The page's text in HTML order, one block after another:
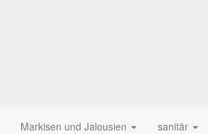
Markisen und Jalousien sanitär